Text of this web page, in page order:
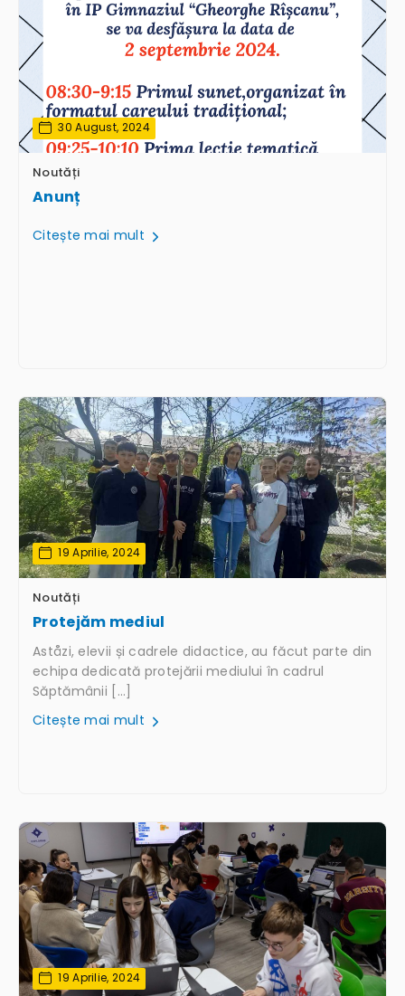
30 August, 2024
Noutăți
Anunț
Citește mai mult
19 Aprilie, 2024
Noutăți
Protejăm mediul
Aståzi, elevii și cadrele didactice, au făcut parte din
echipa dedicată protejării mediului în cadrul
Săptămânii […]
Citește mai mult
19 Aprilie, 2024